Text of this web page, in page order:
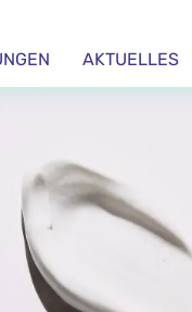
AKTUELLES